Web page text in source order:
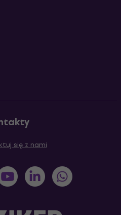
się z nami